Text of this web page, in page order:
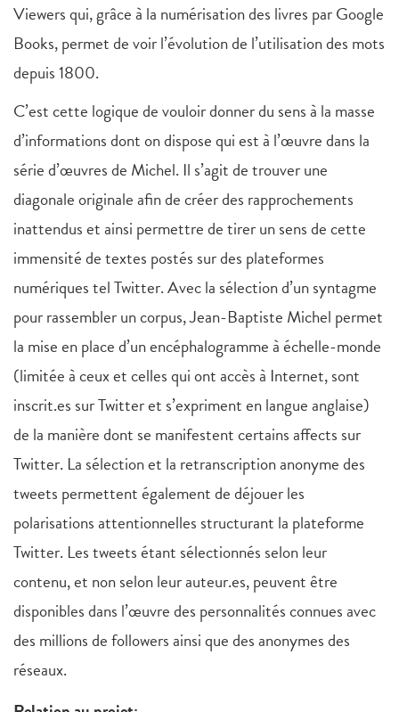
Viewers qui, grâce à la numérisation des livres par Google
Books, permet de voir l’évolution de l’utilisation des mots
depuis 1800.
C’est cette logique de vouloir donner du sens à la masse
d’informations dont on dispose qui est à l’œuvre dans la
série d’œuvres de Michel. Il s’agit de trouver une
diagonale originale afin de créer des rapprochements
inattendus et ainsi permettre de tirer un sens de cette
immensité de textes postés sur des plateformes
numériques tel Twitter. Avec la sélection d’un syntagme
pour rassembler un corpus, Jean-Baptiste Michel permet
la mise en place d’un encéphalogramme à échelle-monde
(limitée à ceux et celles qui ont accès à Internet, sont
inscrit.es sur Twitter et s’expriment en langue anglaise)
de la manière dont se manifestent certains affects sur
Twitter. La sélection et la retranscription anonyme des
tweets permettent également de déjouer les
polarisations attentionnelles structurant la plateforme
Twitter. Les tweets étant sélectionnés selon leur
contenu, et non selon leur auteur.es, peuvent être
disponibles dans l’œuvre des personnalités connues avec
des millions de followers ainsi que des anonymes des
réseaux.